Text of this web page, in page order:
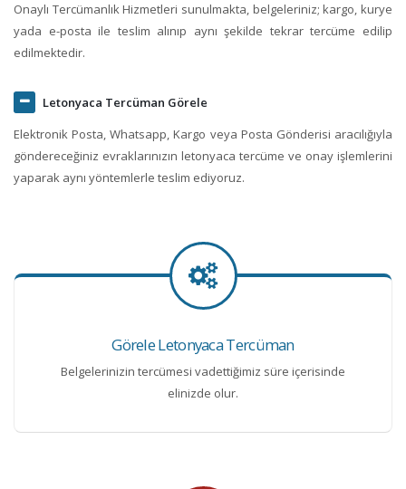
Onaylı Tercümanlık Hizmetleri sunulmakta, belgeleriniz; kargo, kurye
yada e-posta ile teslim alınıp aynı şekilde tekrar tercüme edilip
edilmektedir.
Letonyaca Tercüman Görele
Elektronik Posta, Whatsapp, Kargo veya Posta Gönderisi aracılığıyla
göndereceğiniz evraklarınızın letonyaca tercüme ve onay işlemlerini
yaparak aynı yöntemlerle teslim ediyoruz.
Görele Letonyaca Tercüman
Belgelerinizin tercümesi vadettiğimiz süre içerisinde
elinizde olur.